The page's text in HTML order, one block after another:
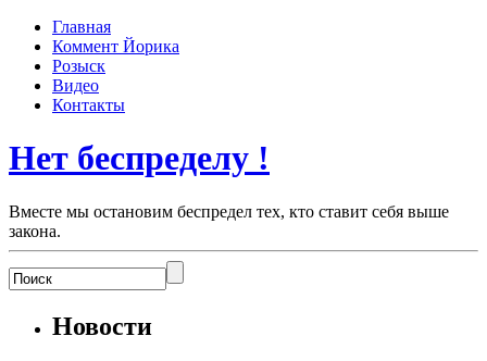
Главная
Коммент Йорика
Розыск
Видео
Контакты
Нет беспределу !
Вместе мы остановим беспредел тех, кто ставит себя выше
закона.
Новости